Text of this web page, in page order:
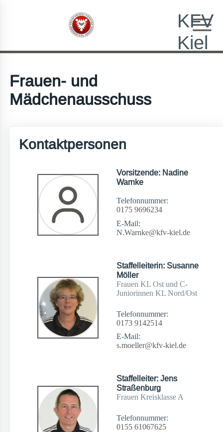
KFV
Kiel
Frauen- und
Mädchenausschuss
Kontaktpersonen
Vorsitzende: Nadine
Warnke
Telefonnummer:
0175 9696234
E-Mail:
N.Warnke@kfv-kiel.de
Staffelleiterin: Susanne
Möller
Frauen KL Ost und C-
Juniorinnen KL Nord/Ost
Telefonnummer:
0173 9142514
E-Mail:
s.moeller@kfv-kiel.de
Staffelleiter: Jens
Straßenburg
Frauen Kreisklasse A
Telefonnummer:
0155 61067625